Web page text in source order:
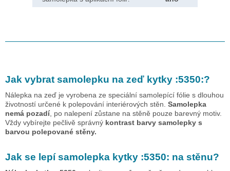
Jak vybrat samolepku na zeď kytky :5350:?
Nálepka na zeď je vyrobena ze speciální samolepící fólie s dlouhou
životností určené k polepování interiérových stěn. Samolepka
nemá pozadí, po nalepení zůstane na stěně pouze barevný motiv.
Vždy vybírejte pečlivě správný kontrast barvy samolepky s
barvou polepované stěny.
Jak se lepí samolepka kytky :5350: na stěnu?